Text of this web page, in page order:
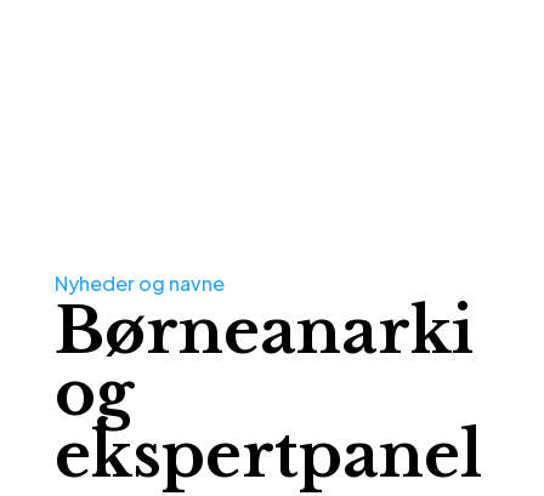
Nyheder og navne
Børneanarki
og
ekspertpanel